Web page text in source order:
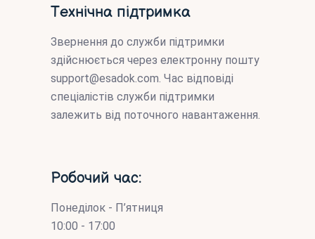
Технічна підтримка
Звернення до служби підтримки
здійснюється через електронну пошту
support@esadok.com. Час відповіді
спеціалістів служби підтримки
залежить від поточного навантаження.
Робочий час:
Понеділок - П’ятниця
10:00 - 17:00